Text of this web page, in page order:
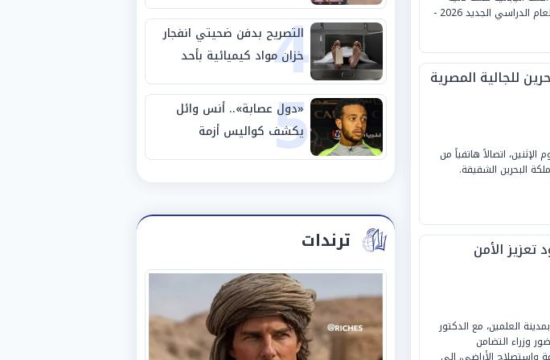
لطلاب المدارس المصرية اليابانية، اعتبارًا من العام الدراسي الجديد 2026 -
للجالية المصرية
اتصالاً هاتفياً من
البحرين الشقيقة.
الأمن
العلمين، مع الدكتور
وزراء التضامن
4
التصريح بدفن ضحيتي انفجار
خزان مواد كيميائية بأحد
مصانع الفيوم
5
«دول عصابة».. أنس وائل
يكشف كواليس أزمة
استبعاده المفاجئ من
ترندات